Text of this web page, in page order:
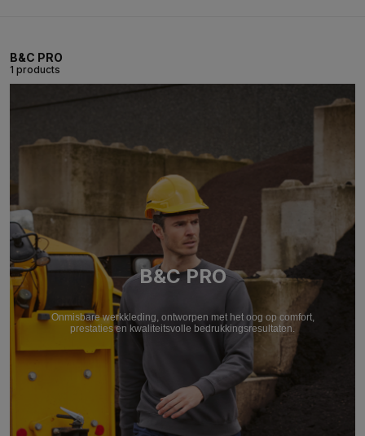
B&C PRO
1 products
B&C PRO
Onmisbare werkkleding, ontworpen met het oog op comfort,
prestaties en kwaliteitsvolle bedrukkingsresultaten.